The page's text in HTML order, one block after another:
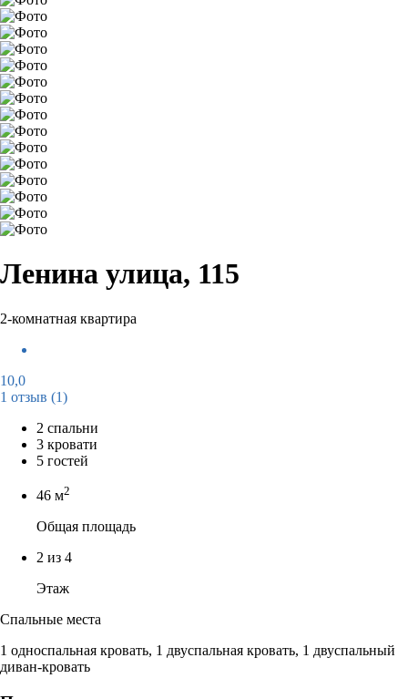
Ленина улица, 115
2-комнатная квартира
10,0
1 отзыв (1)
2 спальни
3 кровати
5 гостей
46 м2
Общая площадь
2 из 4
Этаж
Спальные места
1 односпальная кровать, 1 двуспальная кровать, 1 двуспальный
диван-кровать